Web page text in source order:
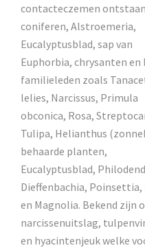
contacteczemen
coniferen, Alstroemeria,
Eucalyptusblad, sap van
Euphorbia, chrysanten en
familieleden zoals
lelies, Narcissus, Primula
obconica, Rosa,
Tulipa, Helianthus
behaarde planten,
Eucalyptusblad,
Dieffenbachia, Poinsettia,
en Magnolia. Bekend zijn
narcissenuitslag,
en hyacintenjeuk welke